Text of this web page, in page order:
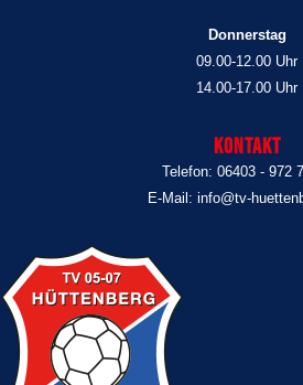
Donnerstag
09.00-12.00 Uhr
14.00-17.00 Uhr
Kontakt
Telefon: 06403 - 972
E-Mail: info@tv-